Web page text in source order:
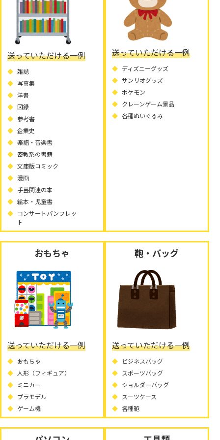
送っていただける一例
雑誌
写真集
洋書
図録
参考書
企業史
楽譜・音楽書
密教系の書籍
文庫版コミック
漫画
手芸関連の本
絵本・児童書
コンサートパンフレッ
ト
送っていただける一例
ディズニーグッズ
サンリオグッズ
ポケモン
クレーンゲーム景品
各種ぬいぐるみ
おもちゃ
送っていただける一例
おもちゃ
人形（フィギュア）
ミニカー
プラモデル
ゲーム機
鞄・バッグ
送っていただける一例
ビジネスバッグ
スポーツバッグ
ショルダーバッグ
スーツケース
各種鞄